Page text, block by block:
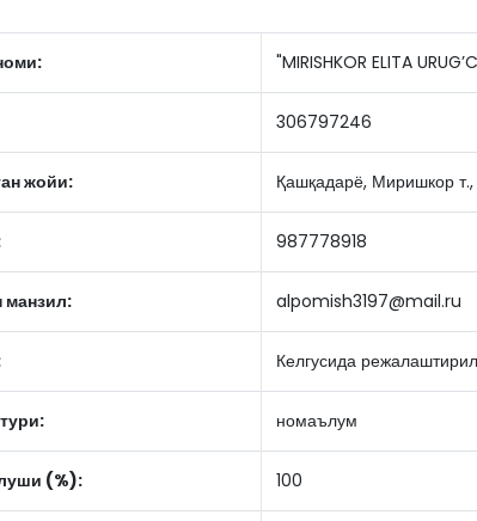
"MIRISHKOR ELITA
306797246
жойи: Қашқадарё, Миришкор
987778918
манзил: alpomish3197@mail.ru
Келгусида
номаълум
(%): 100